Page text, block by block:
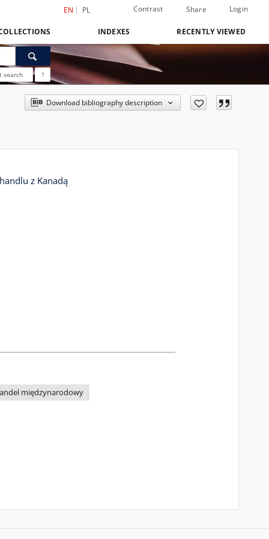
EN PL Contrast Share Login
INDEXES RECENTLY VIEWED
search ?
Download bibliography description
z Kanadą
międzynarodowy